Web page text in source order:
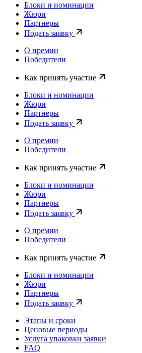
Блоки и номинации
Жюри
Партнеры
Подать заявку
О премии
Победители
Как принять участие
Блоки и номинации
Жюри
Партнеры
Подать заявку
О премии
Победители
Как принять участие
Блоки и номинации
Жюри
Партнеры
Подать заявку
О премии
Победители
Как принять участие
Блоки и номинации
Жюри
Партнеры
Подать заявку
Этапы и сроки
Ценовые периоды
Услуга упаковки заявки
FAQ